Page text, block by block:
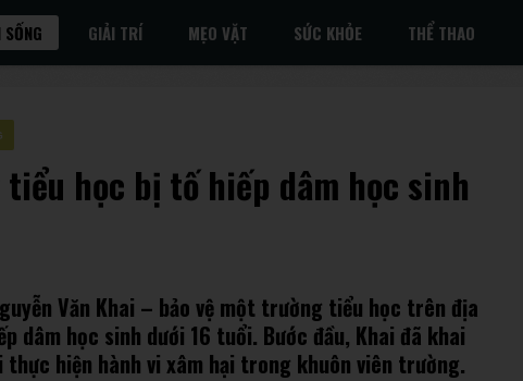
GIẢI TRÍ MẸO VẶT SỨC KHỎE THỂ THAO
học bị tố hiếp dâm học sinh
Văn Khai – bảo vệ một trường tiểu học trên địa
dâm học sinh dưới 16 tuổi. Bước đầu, Khai đã khai
hiện hành vi xâm hại trong khuôn viên trường.